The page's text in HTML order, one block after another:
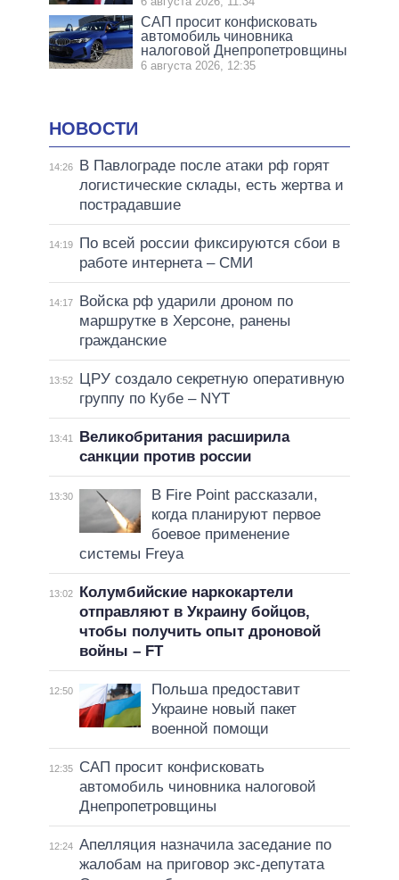
САП просит конфисковать
автомобиль чиновника
налоговой Днепропетровщины
6 августа 2026, 12:35
НОВОСТИ
14:26
В Павлограде после атаки рф горят
логистические склады, есть жертва и
пострадавшие
14:19
По всей россии фиксируются сбои в
работе интернета – СМИ
14:17
Войска рф ударили дроном по
маршрутке в Херсоне, ранены
гражданские
13:52
ЦРУ создало секретную оперативную
группу по Кубе – NYT
13:41
Великобритания расширила
санкции против россии
13:30
В Fire Point рассказали,
когда планируют первое
боевое применение
системы Freya
13:02
Колумбийские наркокартели
отправляют в Украину бойцов,
чтобы получить опыт дроновой
войны – FT
12:50
Польша предоставит
Украине новый пакет
военной помощи
12:35
САП просит конфисковать
автомобиль чиновника налоговой
Днепропетровщины
12:24 Апелляция назначила заседание по
жалобам на приговор экс-депутата